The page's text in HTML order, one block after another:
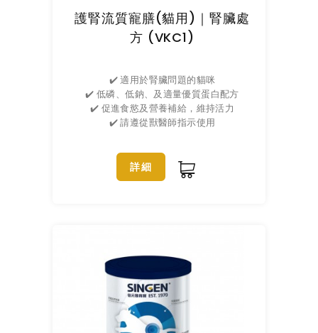
護腎流質寵膳(貓用)｜腎臟處
方 (VKC1)
✔️ 適用於腎臟問題的貓咪
✔️ 低磷、低鈉、及適量優質蛋白配方
✔️ 促進食慾及營養補給，維持活力
✔️ 請遵從獸醫師指示使用
詳細